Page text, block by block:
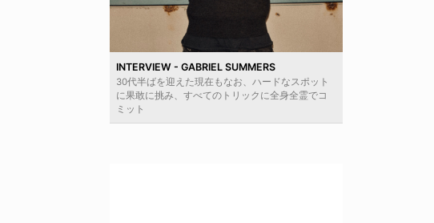
INTERVIEW - GABRIEL SUMMERS
30代半ばを迎えた現在もなお、ハードなスポット
に果敢に挑み、すべてのトリックに全身全霊でコ
ミット